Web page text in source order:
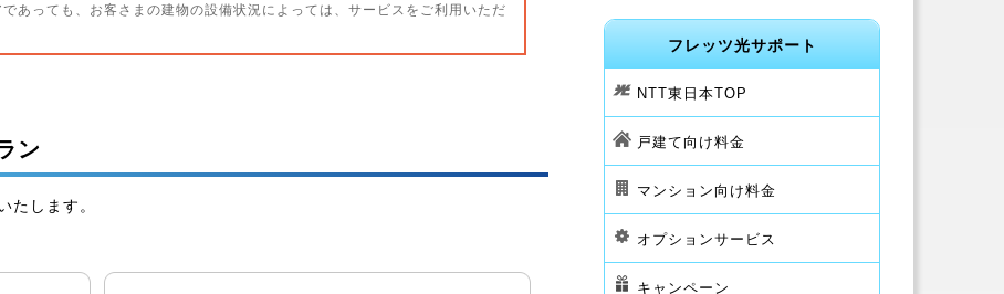
あっても、お客さまの建物の設備状況によっては、サービスをご利用いただ
ン
たします。
フレッツ光サポート
NTT東日本TOP
戸建て向け料金
マンション向け料金
オプションサービス
キャンペーン